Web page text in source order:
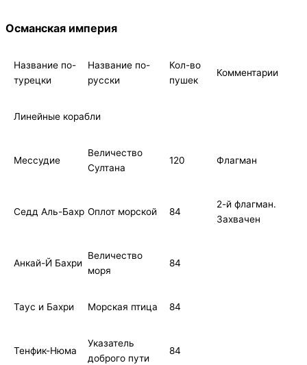
Османская империя
Название по-
турецки
Название по-
русски
Кол-во
пушек
Комментарии
Линейные корабли
Мессудие
Величество
Султана
120 Флагман
Седд Аль-Бахр Оплот морской 84
2-й флагман.
Захвачен
Анкай-Й Бахри
Величество
моря
84
Таус и Бахри Морская птица 84
Тенфик-Нюма
Указатель
доброго пути
84